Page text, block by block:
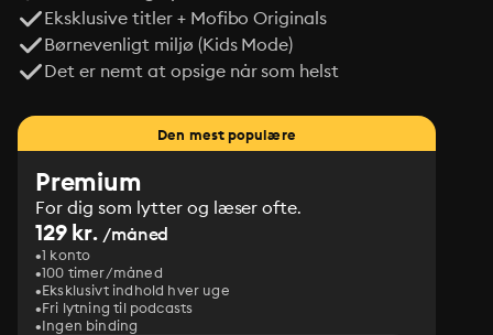
Eksklusive titler + Mofibo Originals
Børnevenligt miljø (Kids Mode)
Det er nemt at opsige når som helst
Den mest populære
Premium
For dig som lytter og læser ofte.
129 kr. /måned
1 konto
100 timer/måned
Eksklusivt indhold hver uge
Fri lytning til podcasts
Ingen binding